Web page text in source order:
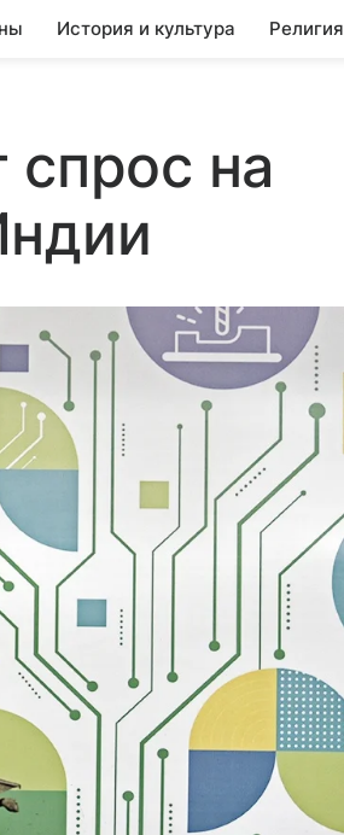
История и культура Религия
спрос на